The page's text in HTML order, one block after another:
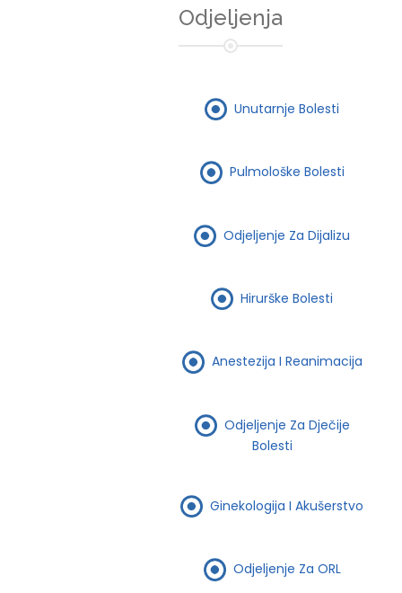
Odjeljenja
Unutarnje Bolesti
Pulmološke Bolesti
Odjeljenje Za Dijalizu
Hirurške Bolesti
Anestezija I Reanimacija
Odjeljenje Za Dječije
Bolesti
Ginekologija I Akušerstvo
Odjeljenje Za ORL